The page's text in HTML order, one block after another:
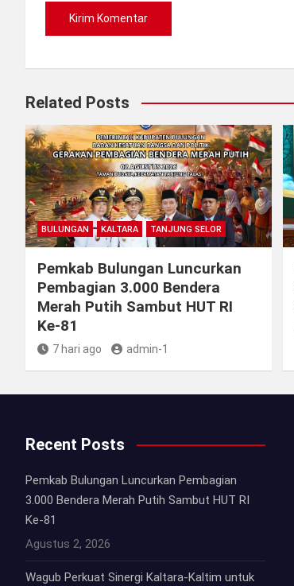
Related Posts
BULUNGAN KALTARA TANJUNG SELOR
Pemkab Bulungan Luncurkan
Pembagian 3.000 Bendera
Merah Putih Sambut HUT RI
Ke-81
7 hari ago admin-1
Recent Posts
Pemkab Bulungan Luncurkan Pembagian
3.000 Bendera Merah Putih Sambut HUT RI
Ke-81
Agustus 2, 2026
Wagub Perkuat Sinergi Kaltara-Kaltim untuk